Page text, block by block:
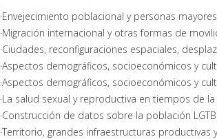
·Envejecimiento poblacional y personas
·Migración internacional y otras formas de
·Ciudades, reconfiguraciones espaciales,
·Aspectos demográficos, socioeconómicos y
·Aspectos demográficos, socioeconómicos y
·La salud sexual y reproductiva en tiempos de
·Construcción de datos sobre la población
·Territorio, grandes infraestructuras productivas